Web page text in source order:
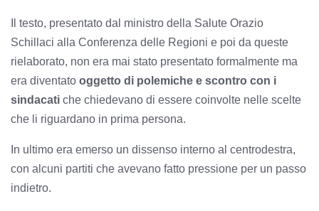
Il testo, presentato dal ministro della Salute Orazio
Schillaci alla Conferenza delle Regioni e poi da queste
rielaborato, non era mai stato presentato formalmente ma
era diventato oggetto di polemiche e scontro con i
sindacati che chiedevano di essere coinvolte nelle scelte
che li riguardano in prima persona.
In ultimo era emerso un dissenso interno al centrodestra,
con alcuni partiti che avevano fatto pressione per un passo
indietro.